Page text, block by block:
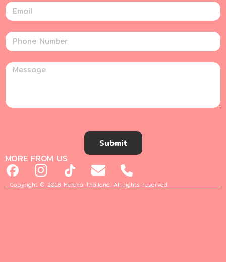
Submit
MORE FROM US
Copyright © 2018 Helena Thailand. All rights reserved.